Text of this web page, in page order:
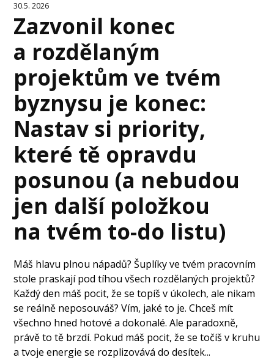
30.5. 2026
Zazvonil konec
a rozdělaným
projektům ve tvém
byznysu je konec:
Nastav si priority,
které tě opravdu
posunou (a nebudou
jen další položkou
na tvém to-do listu)
Máš hlavu plnou nápadů? Šuplíky ve tvém pracovním
stole praskají pod tíhou všech rozdělaných projektů?
Každý den máš pocit, že se topíš v úkolech, ale nikam
se reálně neposouváš? Vím, jaké to je. Chceš mít
všechno hned hotové a dokonalé. Ale paradoxně,
právě to tě brzdí. Pokud máš pocit, že se točíš v kruhu
a tvoje energie se rozplizovává do desítek...